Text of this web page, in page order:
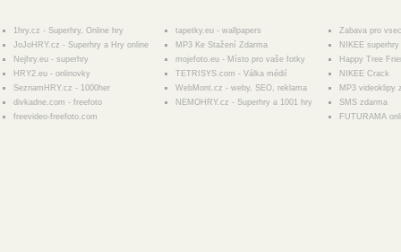
1hry.cz - Superhry, Online hry
JoJoHRY.cz - Superhry a Hry online
Nejhry.eu - superhry
HRY2.eu - onlinovky
SeznamHRY.cz - 1000her
divkadne.com - freefoto
freevideo-freefoto.com
tapetky.eu - wallpapers
MP3 Ke Stažení Zdarma
mojefoto.eu - Místo pro vaše fotky
TETRISYS.com - Válka médií
WebMont.cz - weby, SEO, reklama
NEMOHRY.cz - Superhry a 1001 hry
Zabava pro
NIKEE superhry
Happy Tree
NIKEE Crack
MP3 videoklipy
SMS zdarma
FUTURAMA